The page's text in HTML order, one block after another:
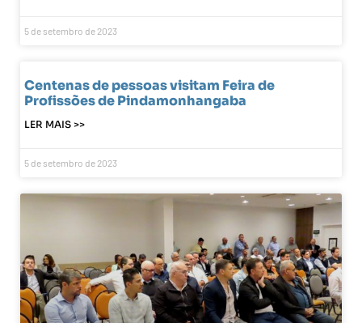
5 de setembro de 2023
Centenas de pessoas visitam Feira de
Profissões de Pindamonhangaba
LER MAIS >>
5 de setembro de 2023